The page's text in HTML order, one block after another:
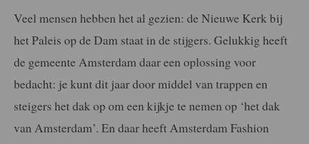
Veel mensen hebben het al gezien: de Nieuwe Kerk bij
het Paleis op de Dam staat in de stijgers. Gelukkig heeft
de gemeente Amsterdam daar een oplossing voor
bedacht: je kunt dit jaar door middel van trappen en
steigers het dak op om een kijkje te nemen op ‘het dak
van Amsterdam’. En daar heeft Amsterdam Fashion